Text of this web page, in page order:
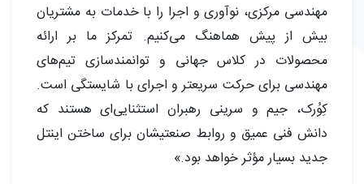
مهندسی مرکزی، نوآوری و اجرا را با خدمات به مشتریان
بیش از پیش هماهنگ می‌کنیم. تمرکز ما بر ارائه
محصولات در کلاس جهانی و توانمندسازی تیم‌های
مهندسی برای حرکت سریعتر و اجرای با شایستگی است.
کِوُرک، جیم و سرینی رهبران استثنایی‌ای هستند که
دانش فنی عمیق و روابط صنعتیشان برای ساختن اینتل
جدید بسیار مؤثر خواهد بود.»